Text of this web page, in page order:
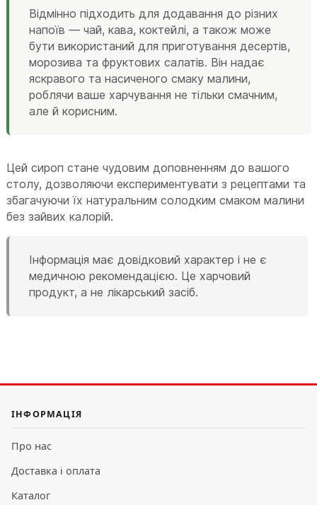
Відмінно підходить для додавання до різних
напоїв — чай, кава, коктейлі, а також може
бути використаний для приготування десертів,
морозива та фруктових салатів. Він надає
яскравого та насиченого смаку малини,
роблячи ваше харчування не тільки смачним,
але й корисним.
Цей сироп стане чудовим доповненням до вашого
столу, дозволяючи експериментувати з рецептами та
збагачуючи їх натуральним солодким смаком малини
без зайвих калорій.
Інформація має довідковий характер і не є
медичною рекомендацією. Це харчовий
продукт, а не лікарський засіб.
ІНФОРМАЦІЯ
Про нас
Доставка і оплата
Каталог